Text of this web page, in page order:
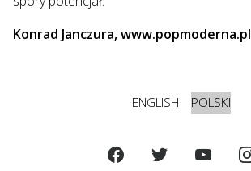
Konrad Janczura, www.popmoderna.pl
ENGLISH POLSKI